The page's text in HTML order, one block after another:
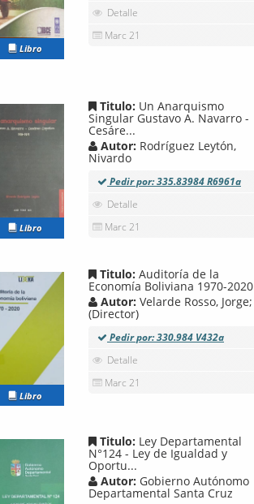
Libro
Detalle
Marc 21
Libro
Titulo: Un Anarquismo
Singular Gustavo A. Navarro -
Cesáre...
Autor: Rodríguez Leytón,
Nivardo
Pedir por: 335.83984 R6961a
Detalle
Marc 21
Libro
Titulo: Auditoría de la
Economía Boliviana 1970-2020
Autor: Velarde Rosso, Jorge;
(Director)
Pedir por: 330.984 V432a
Detalle
Marc 21
Titulo: Ley Departamental
N°124 - Ley de Igualdad y
Oportu...
Autor: Gobierno Autónomo
Departamental Santa Cruz